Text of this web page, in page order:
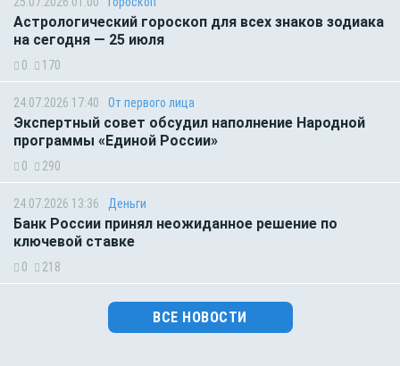
Астрологический гороскоп для всех знаков зодиака
на сегодня — 25 июля
0 170
24.07.2026 17:40 От первого лица
Экспертный совет обсудил наполнение Народной
программы «Единой России»
0 290
24.07.2026 13:36 Деньги
Банк России принял неожиданное решение по
ключевой ставке
0 218
ВСЕ НОВОСТИ